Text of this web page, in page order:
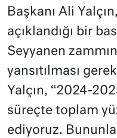
Başkanı Ali
açıklandığı bir
Seyyanen
yansıtılması
Yalçın, “2024-
süreçte toplam
ediyoruz.